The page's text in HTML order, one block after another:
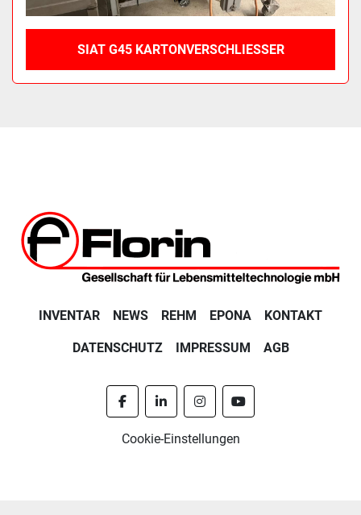
SIAT G45 KARTONVERSCHLIESSER
INVENTAR NEWS REHM EPONA KONTAKT
DATENSCHUTZ IMPRESSUM AGB
facebooklinkedininstagramyoutube
Cookie-Einstellungen